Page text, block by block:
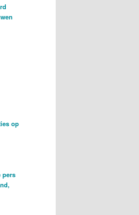
op
pers